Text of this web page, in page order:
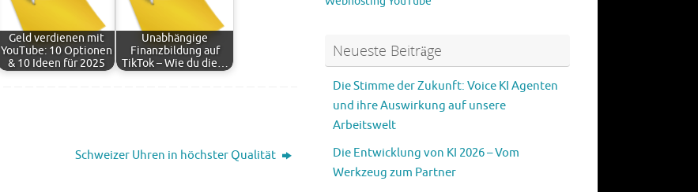
Geld verdienen mit
YouTube: 10 Optionen
& 10 Ideen für 2025
Unabhängige
Finanzbildung auf
TikTok – Wie du die…
Schweizer Uhren in höchster Qualität
Neueste Beiträge
Die Stimme der Zukunft: Voice KI Agenten
und ihre Auswirkung auf unsere
Arbeitswelt
Die Entwicklung von KI 2026 – Vom
Werkzeug zum Partner